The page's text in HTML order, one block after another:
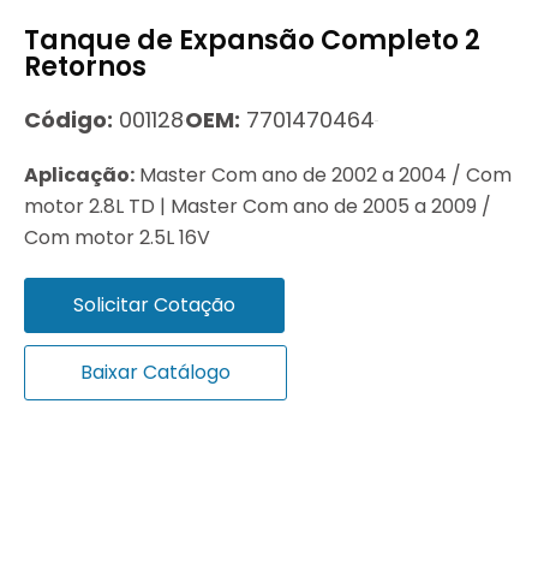
Tanque de Expansão Completo 2
Retornos
Código: 001128OEM: 7701470464
Aplicação: Master Com ano de 2002 a 2004 / Com
motor 2.8L TD | Master Com ano de 2005 a 2009 /
Com motor 2.5L 16V
Solicitar Cotação
Baixar Catálogo